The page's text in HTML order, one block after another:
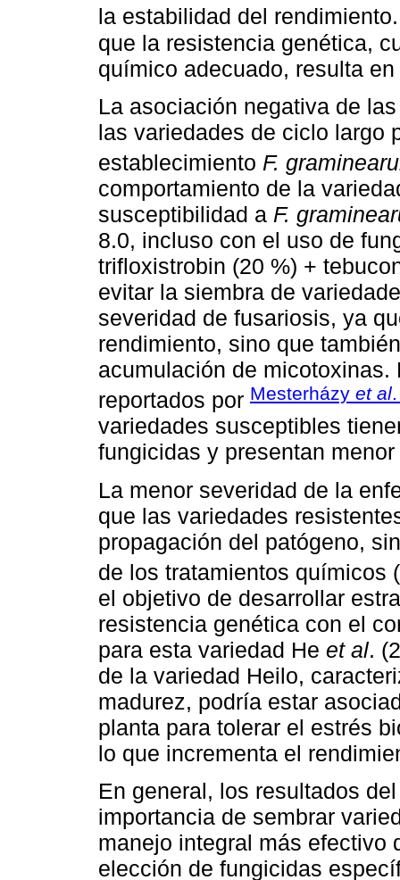
la estabilidad del
que la resistencia genética,
químico adecuado, resulta
La asociación negativa de
las variedades de ciclo largo
establecimiento F.
comportamiento de la
susceptibilidad a F.
8.0, incluso con el uso de
trifloxistrobin (20 %) +
evitar la siembra de
severidad de fusariosis, ya
rendimiento, sino que
acumulación de
reportados por Mesterházy et al
variedades susceptibles
fungicidas y presentan
La menor severidad de la
que las variedades
propagación del patógeno,
de los tratamientos químicos (
el objetivo de desarrollar
resistencia genética con el
para esta variedad He et al.
de la variedad Heilo,
madurez, podría estar
planta para tolerar el estrés
lo que incrementa el
En general, los resultados
importancia de sembrar
manejo integral más efectivo
elección de fungicidas